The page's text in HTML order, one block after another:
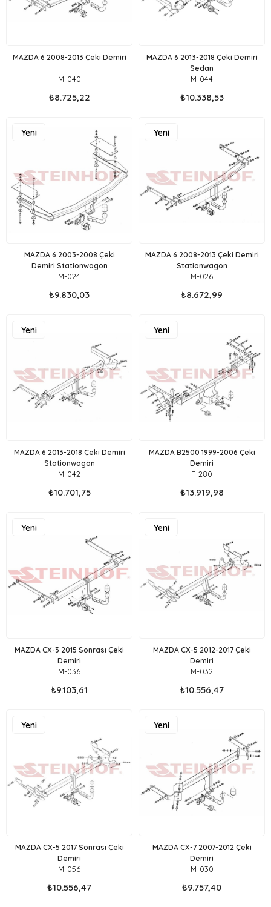
MAZDA 6 2008-2013 Çeki Demiri
M-040
₺8.725,22
MAZDA 6 2013-2018 Çeki Demiri
Sedan
M-044
₺10.338,53
MAZDA 6 2003-2008 Çeki
Demiri Stationwagon
M-024
₺9.830,03
Yeni
MAZDA 6 2008-2013 Çeki Demiri
Stationwagon
M-026
₺8.672,99
Yeni
MAZDA 6 2013-2018 Çeki Demiri
Stationwagon
M-042
₺10.701,75
Yeni
MAZDA B2500 1999-2006 Çeki
Demiri
F-280
₺13.919,98
Yeni
MAZDA CX-3 2015 Sonrası Çeki
Demiri
M-036
₺9.103,61
Yeni
MAZDA CX-5 2012-2017 Çeki
Demiri
M-032
₺10.556,47
Yeni
MAZDA CX-5 2017 Sonrası Çeki
Demiri
M-056
₺10.556,47
Yeni
MAZDA CX-7 2007-2012 Çeki
Demiri
M-030
₺9.757,40
Yeni